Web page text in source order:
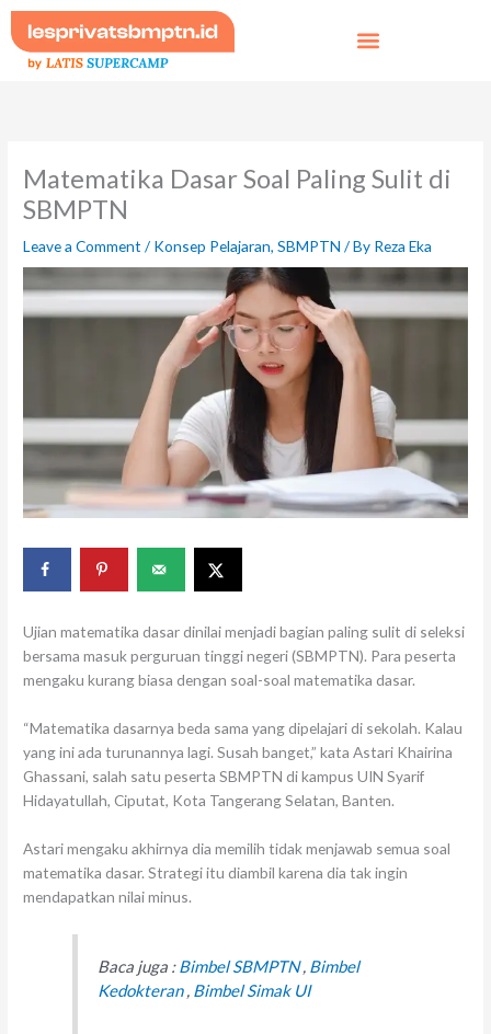
Skip
to
content
Matematika Dasar Soal Paling Sulit di
SBMPTN
Leave a Comment / Konsep Pelajaran,SBMPTN / By Reza Eka
Ujian matematika dasar dinilai menjadi bagian paling sulit di seleksi
bersama masuk perguruan tinggi negeri (SBMPTN). Para peserta
mengaku kurang biasa dengan soal-soal matematika dasar.
“Matematika dasarnya beda sama yang dipelajari di sekolah. Kalau
yang ini ada turunannya lagi. Susah banget,” kata Astari Khairina
Ghassani, salah satu peserta SBMPTN di kampus UIN Syarif
Hidayatullah, Ciputat, Kota Tangerang Selatan, Banten.
Astari mengaku akhirnya dia memilih tidak menjawab semua soal
matematika dasar. Strategi itu diambil karena dia tak ingin
mendapatkan nilai minus.
Baca juga :Bimbel SBMPTN, Bimbel
Kedokteran, Bimbel Simak UI